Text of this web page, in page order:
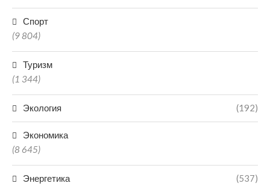
Спорт
(9 804)
Туризм
(1 344)
Экология (192)
Экономика
(8 645)
Энергетика (537)